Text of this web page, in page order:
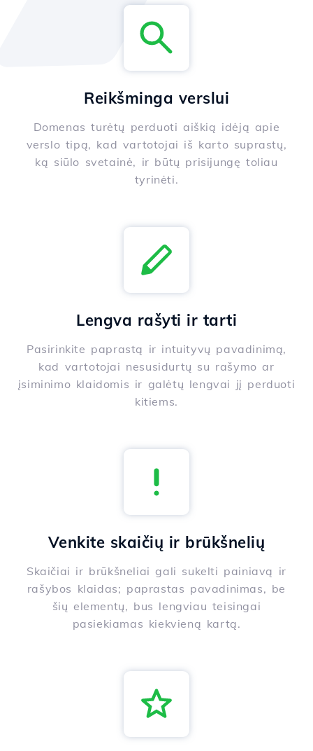
Reikšminga verslui
Domenas turėtų perduoti aiškią idėją apie
verslo tipą, kad vartotojai iš karto suprastų,
ką siūlo svetainė, ir būtų prisijungę toliau
tyrinėti.
Lengva rašyti ir tarti
Pasirinkite paprastą ir intuityvų pavadinimą,
kad vartotojai nesusidurtų su rašymo ar
įsiminimo klaidomis ir galėtų lengvai jį perduoti
kitiems.
Venkite skaičių ir brūkšnelių
Skaičiai ir brūkšneliai gali sukelti painiavą ir
rašybos klaidas; paprastas pavadinimas, be
šių elementų, bus lengviau teisingai
pasiekiamas kiekvieną kartą.